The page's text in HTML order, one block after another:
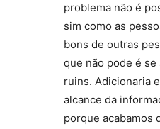
problema não é
sim como as
bons de outras
que não pode é
ruins. Adicionaria
alcance da
porque acabamos